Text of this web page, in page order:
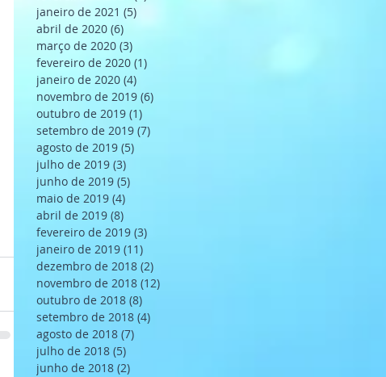
janeiro de 2021 (5)
abril de 2020 (6)
março de 2020 (3)
fevereiro de 2020 (1)
janeiro de 2020 (4)
novembro de 2019 (6)
outubro de 2019 (1)
setembro de 2019 (7)
agosto de 2019 (5)
julho de 2019 (3)
junho de 2019 (5)
maio de 2019 (4)
abril de 2019 (8)
fevereiro de 2019 (3)
janeiro de 2019 (11)
dezembro de 2018 (2)
novembro de 2018 (12)
outubro de 2018 (8)
setembro de 2018 (4)
agosto de 2018 (7)
julho de 2018 (5)
junho de 2018 (2)